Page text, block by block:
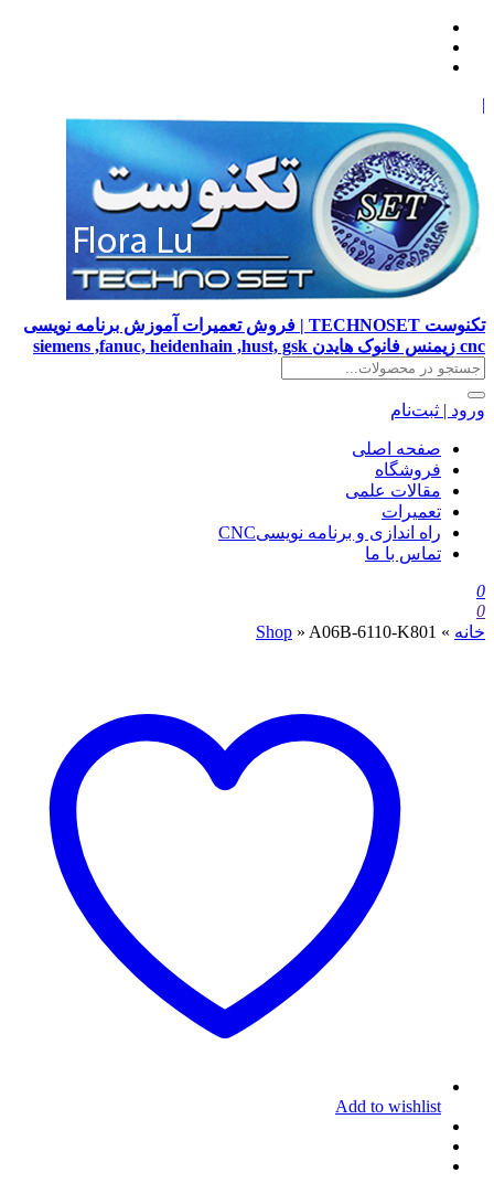
|
تکنوست TECHNOSET | فروش تعمیرات آموزش برنامه نویسی
cnc زیمنس فانوک هایدن siemens ,fanuc, heidenhain ,hust, gsk
ورود | ثبت‌نام
صفحه اصلی
فروشگاه
مقالات علمی
تعمیرات
راه اندازی و برنامه نویسیCNC
تماس با ما
0
0
خانه »
Shop » A06B-6110-K801
Add to wishlist